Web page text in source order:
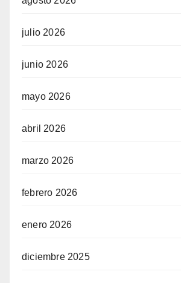
julio 2026
junio 2026
mayo 2026
abril 2026
marzo 2026
febrero 2026
enero 2026
diciembre 2025